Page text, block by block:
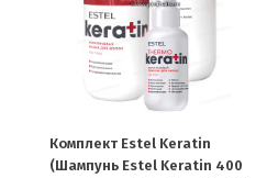
Комплект Estel Keratin
(Шампунь Estel Keratin 400